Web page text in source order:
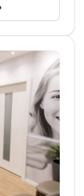
и чёткой
комфорт,
приёме.
подход
помощь